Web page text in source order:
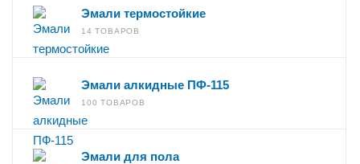
Эмали термостойкие
14 ТОВАРОВ
Эмали алкидные ПФ-115
100 ТОВАРОВ
Эмали для пола